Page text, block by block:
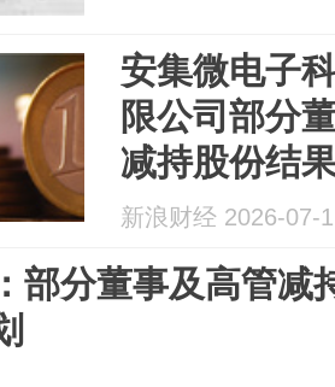
安集微电子
限公司部分
减持股份结
新浪财经 2026-07-
部分董事及高管减